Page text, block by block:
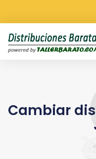
Cambiar